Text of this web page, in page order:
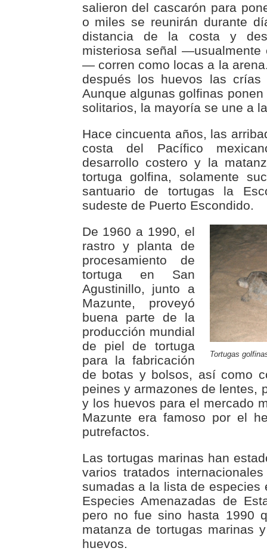
salieron del cascarón para
o miles se reunirán durante
distancia de la costa y
misteriosa señal
— corren como locas a la
después los huevos las crías
Aunque algunas golfinas
solitarios, la mayoría se une a
Hace cincuenta años, las
costa del Pacífico
desarrollo costero y la
tortuga golfina, solamente
santuario de tortugas la
sudeste de Puerto Escondido.
Tortugas
De 1960 a 1990, el
rastro y planta de
procesamiento de
tortuga en San
Agustinillo, junto a
Mazunte, proveyó
buena parte de la
producción mundial
de piel de tortuga
para la fabricación
de botas y bolsos, así como
peines y armazones de lentes,
y los huevos para el mercado
Mazunte era famoso por el
putrefactos.
Las tortugas marinas han
varios tratados
sumadas a la lista de especies
Especies Amenazadas de
pero no fue sino hasta 1990
matanza de tortugas marinas
huevos.